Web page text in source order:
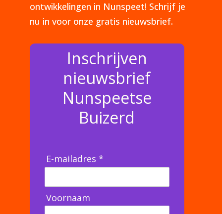
ontwikkelingen in Nunspeet! Schrijf je
nu in voor onze gratis nieuwsbrief.
Inschrijven
nieuwsbrief
Nunspeetse
Buizerd
E-mailadres *
Voornaam